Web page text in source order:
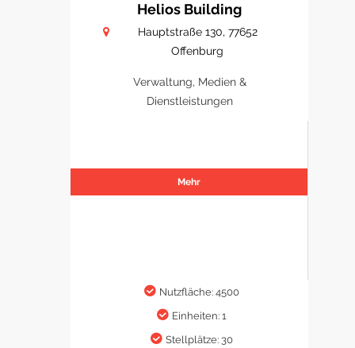
Helios Building
Hauptstraße 130, 77652
Offenburg
Verwaltung, Medien &
Dienstleistungen
Mehr
Nutzfläche: 4500
Einheiten: 1
Stellplätze: 30